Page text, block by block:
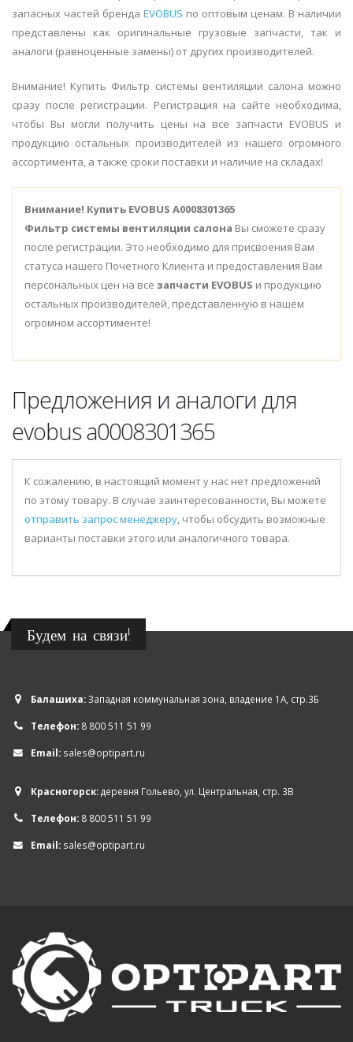
запасных частей бренда EVOBUS по оптовым ценам. В наличии
представлены как оригинальные грузовые запчасти, так и
аналоги (равноценные замены) от других производителей.
Внимание! Купить Фильтр системы вентиляции салона можно
сразу после регистрации. Регистрация на сайте необходима,
чтобы Вы могли получить цены на все запчасти EVOBUS и
продукцию остальных производителей из нашего огромного
ассортимента, а также сроки поставки и наличие на складах!
Внимание! Купить EVOBUS A0008301365
Фильтр системы вентиляции салона Вы сможете сразу
после регистрации. Это необходимо для присвоения Вам
статуса нашего Почетного Клиента и предоставления Вам
персональных цен на все запчасти EVOBUS и продукцию
остальных производителей, представленную в нашем
огромном ассортименте!
Предложения и аналоги для
evobus a0008301365
К сожалению, в настоящий момент у нас нет предложений
по этому товару. В случае заинтересованности, Вы можете
отправить запрос менеджеру, чтобы обсудить возможные
варианты поставки этого или аналогичного товара.
Будем на связи!
Балашиха:Западная коммунальная зона, владение 1А, стр.3Б
Телефон: 8 800 511 51 99
Email: sales@optipart.ru
Красногорск:деревня Гольево, ул. Центральная, стр. 3В
Телефон: 8 800 511 51 99
Email: sales@optipart.ru